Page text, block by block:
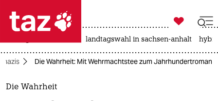
 taz zahl ich
taz zahl ich
themen

taz zahl ich
landtagswahl in sachsen-anhalt
Die Wahrheit: Mit Wehrmachtstee zum Jahrhundertroman
Die Wahrheit